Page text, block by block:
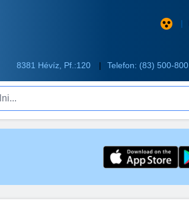
8381 Hévíz, Pf.:120
Telefon: (83) 500-800